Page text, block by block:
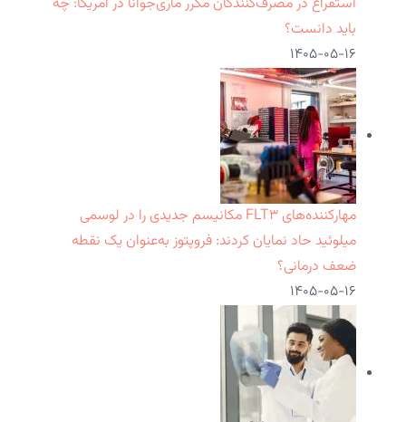
باید دانست؟
۱۴۰۵-۰۵-۱۶
مهارکننده‌های FLT۳ مکانیسم جدیدی را در لوسمی
میلوئید حاد نمایان کردند: فروپتوز به‌عنوان یک نقطه
ضعف درمانی؟
۱۴۰۵-۰۵-۱۶